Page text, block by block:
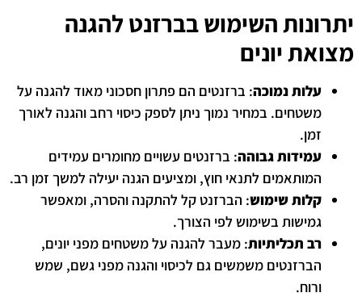
יתרונות השימוש בברזנט להגנה
מצואת יונים
עלות נמוכה: ברזנטים הם פתרון חסכוני מאוד להגנה על
משטחים. במחיר נמוך ניתן לספק כיסוי רחב והגנה לאורך
זמן.
עמידות גבוהה: ברזנטים עשויים מחומרים עמידים
המותאמים לתנאי חוץ, ומציעים הגנה יעילה למשך זמן רב.
קלות שימוש: הברזנט קל להתקנה והסרה, ומאפשר
גמישות בשימוש לפי הצורך.
רב תכליתיות: מעבר להגנה על משטחים מפני יונים,
הברזנטים משמשים גם לכיסוי והגנה מפני גשם, שמש
ורוח.